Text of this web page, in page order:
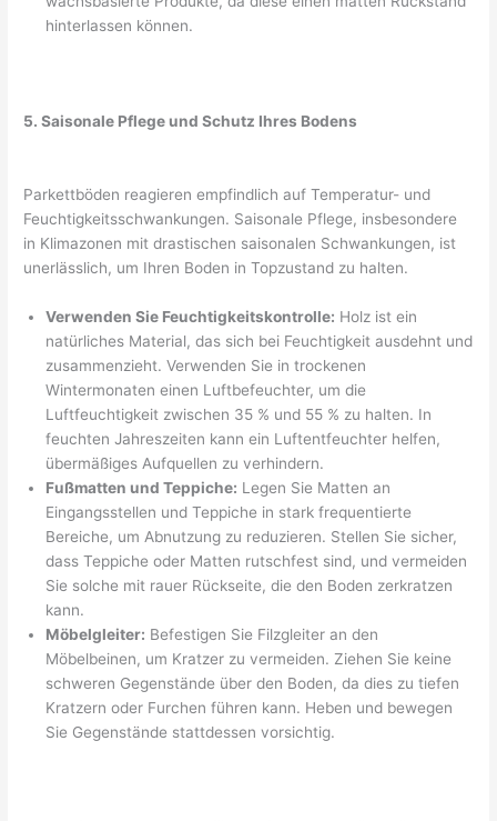
hinterlassen können.
5. Saisonale Pflege und Schutz Ihres Bodens
Parkettböden reagieren empfindlich auf Temperatur- und
Feuchtigkeitsschwankungen. Saisonale Pflege, insbesondere
in Klimazonen mit drastischen saisonalen Schwankungen, ist
unerlässlich, um Ihren Boden in Topzustand zu halten.
Verwenden Sie Feuchtigkeitskontrolle: Holz ist ein
natürliches Material, das sich bei Feuchtigkeit ausdehnt und
zusammenzieht. Verwenden Sie in trockenen
Wintermonaten einen Luftbefeuchter, um die
Luftfeuchtigkeit zwischen 35 % und 55 % zu halten. In
feuchten Jahreszeiten kann ein Luftentfeuchter helfen,
übermäßiges Aufquellen zu verhindern.
Fußmatten und Teppiche: Legen Sie Matten an
Eingangsstellen und Teppiche in stark frequentierte
Bereiche, um Abnutzung zu reduzieren. Stellen Sie sicher,
dass Teppiche oder Matten rutschfest sind, und vermeiden
Sie solche mit rauer Rückseite, die den Boden zerkratzen
kann.
Möbelgleiter: Befestigen Sie Filzgleiter an den
Möbelbeinen, um Kratzer zu vermeiden. Ziehen Sie keine
schweren Gegenstände über den Boden, da dies zu tiefen
Kratzern oder Furchen führen kann. Heben und bewegen
Sie Gegenstände stattdessen vorsichtig.